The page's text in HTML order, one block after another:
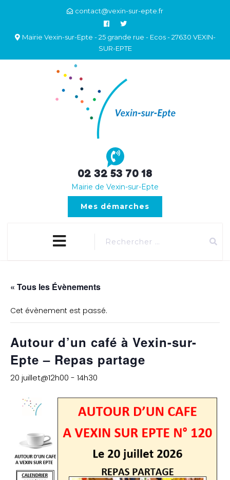
contact@vexin-sur-epte.fr
Mairie Vexin-sur-Epte - 25 grande rue - Ecos - 27630 VEXIN-
SUR-EPTE
02 32 53 70 18
Mairie de Vexin-sur-Epte
Mes démarches
close
menu
« Tous les Évènements
Cet évènement est passé.
Autour d’un café à Vexin-sur-
Epte – Repas partage
20 juillet@12h00 - 14h30